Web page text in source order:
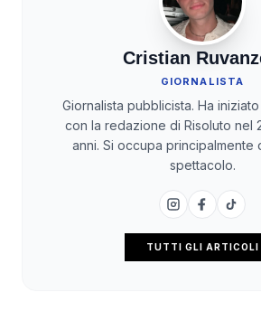
Cristian
GIORNALISTA
Giornalista pubblicista. Ha
con la redazione di Risoluto nel
anni. Si occupa principalmente
spettacolo.
TUTTI GLI ARTICOLI